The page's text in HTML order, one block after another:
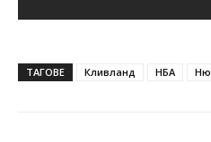
ТАГОВЕ Кливланд НБА Ню